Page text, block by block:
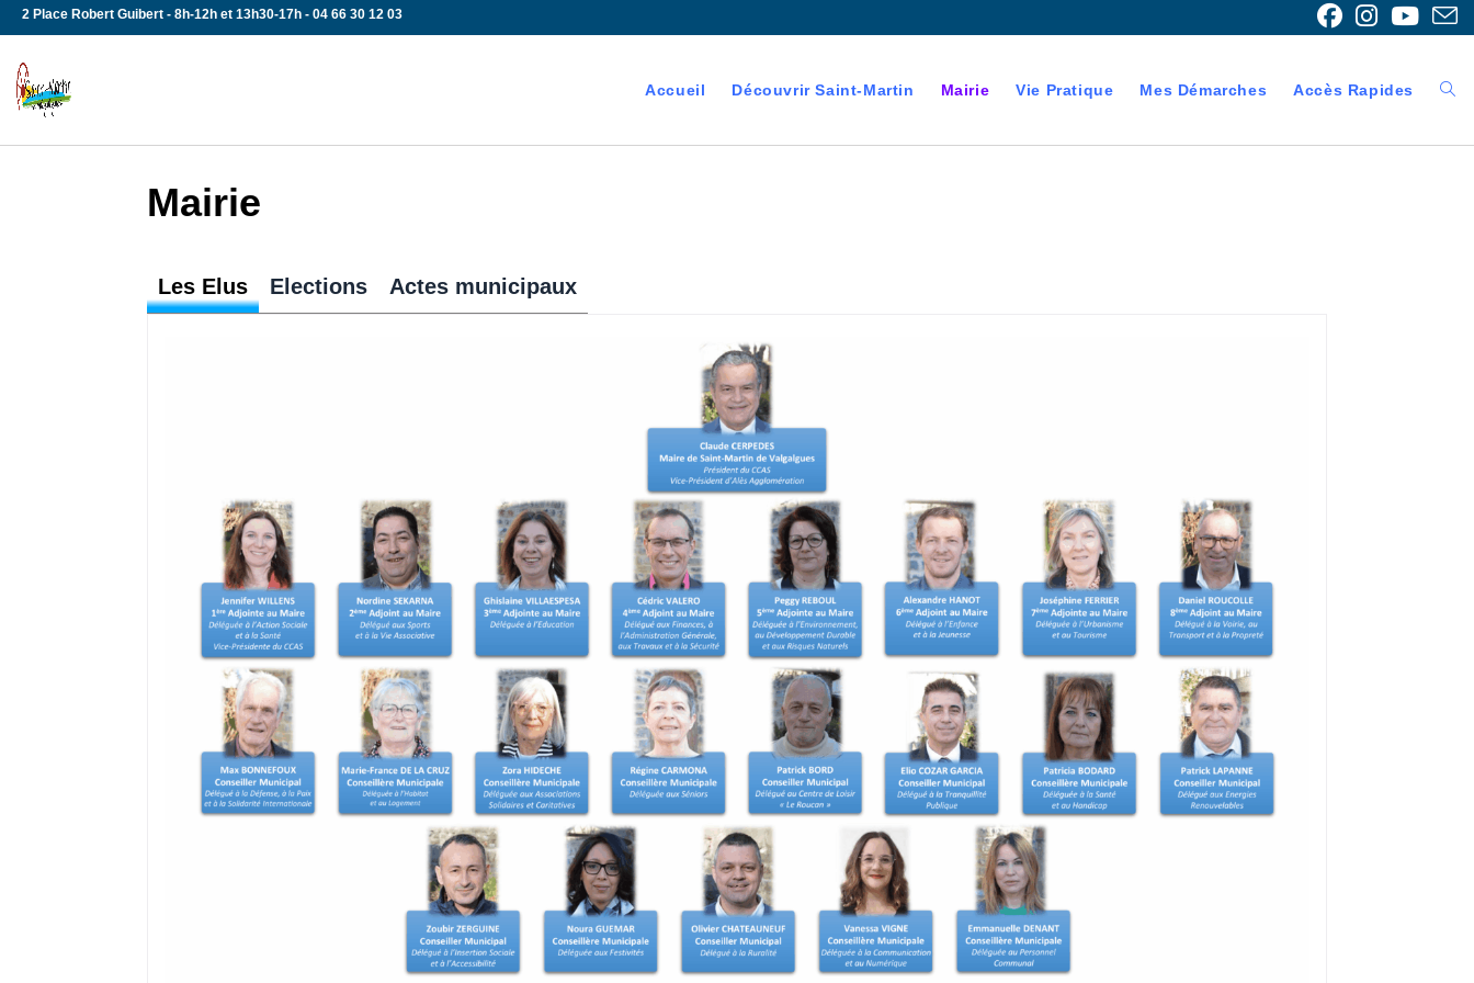
Skip
to
content
2 Place Robert Guibert - 8h-12h et 13h30-17h - 04 66 30 12 03
Accueil Découvrir Saint-Martin Mairie Vie Pratique Mes Démarches Accès Rapides
Mairie
Les Elus Elections Actes municipaux
Tous aux urnes !!! Chaque Français devenant majeur est
automatiquement inscrit sur les listes électorales de la commune
où il réside s’il a, préalablement, fait les démarches de
recensement citoyen dès l’âge de 16 ans. Une inscription d’office
peut ne pas être prise en compte du fait d’un recensement tardif
ou encore d’un déménagement après le recensement.
Dans ce cas, il convient de demander à être inscrit sur les listes
électorales auprès de sa mairie.